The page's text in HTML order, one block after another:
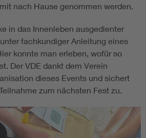
nach Hause genommen werden.
in das Innenleben ausgedienter
fachkundiger Anleitung eines
konnte man erleben, wofür so
Der VDE dankt dem Verein
dieses Events und sichert
zum nächsten Fest zu.